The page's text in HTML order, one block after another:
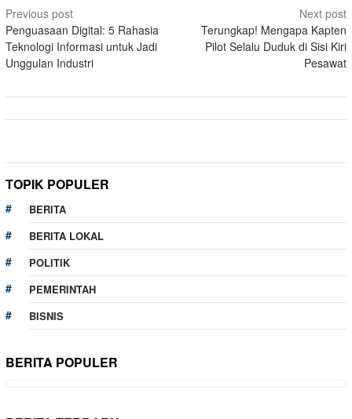
Post
navigation
Previous post
Penguasaan Digital: 5 Rahasia
Teknologi Informasi untuk Jadi
Unggulan Industri
Next post
Terungkap! Mengapa Kapten
Pilot Selalu Duduk di Sisi Kiri
Pesawat
TOPIK POPULER
BERITA
BERITA LOKAL
POLITIK
PEMERINTAH
BISNIS
BERITA POPULER